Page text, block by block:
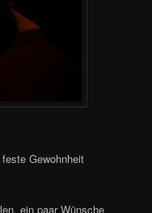
Gewohnheit
ein paar Wünsche